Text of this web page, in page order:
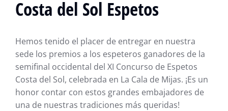
Costa del Sol Espetos
Hemos tenido el placer de entregar en nuestra
sede los premios a los espeteros ganadores de la
semifinal occidental del XI Concurso de Espetos
Costa del Sol, celebrada en La Cala de Mijas. ¡Es un
honor contar con estos grandes embajadores de
una de nuestras tradiciones más queridas!